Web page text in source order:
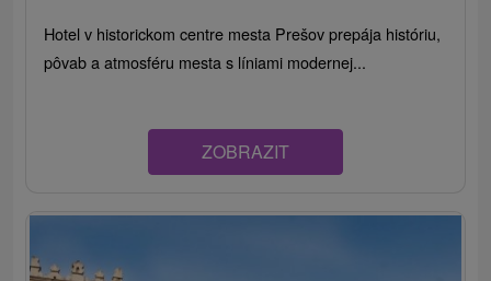
Hotel v historickom centre mesta Prešov prepája históriu,
pôvab a atmosféru mesta s líniami modernej...
ZOBRAZIT